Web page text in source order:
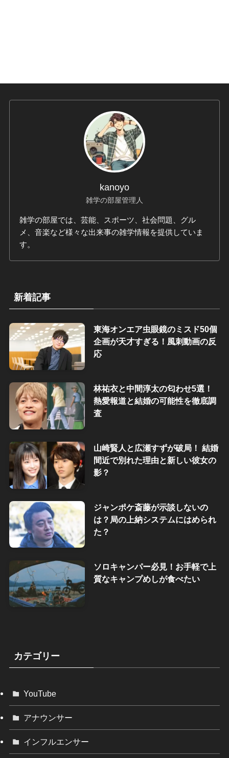
kanoyo
雑学の部屋管理人
雑学の部屋では、芸能、スポーツ、社会問題、グル
メ、音楽など様々な出来事の雑学情報を提供していま
す。
新着記事
東海オンエア虫眼鏡のミスド50個
企画が天才すぎる！風刺動画の反
応
林祐衣と中間淳太の匂わせ5選！
熱愛報道と結婚の可能性を徹底調
査
山崎賢人と広瀬すずが破局！ 結婚
間近で別れた理由と新しい彼女の
影？
ジャンポケ斎藤が示談しないの
は？局の上納システムにはめられ
た？
ソロキャンパー必見！お手軽で上
質なキャンプめしが食べたい
カテゴリー
YouTube
アナウンサー
インフルエンサー